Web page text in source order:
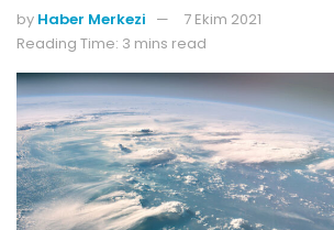
by Haber Merkezi
7 Ekim 2021
Reading Time: 3 mins read